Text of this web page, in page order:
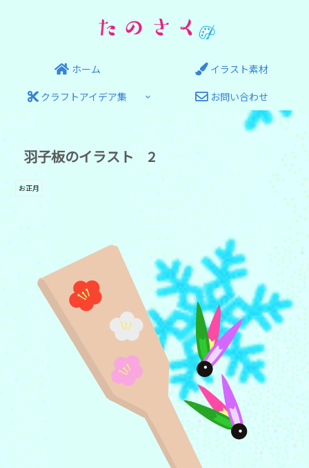
ホーム
イラスト素材
クラフトアイデア集
お問い合わせ
羽子板のイラスト 2
お正月